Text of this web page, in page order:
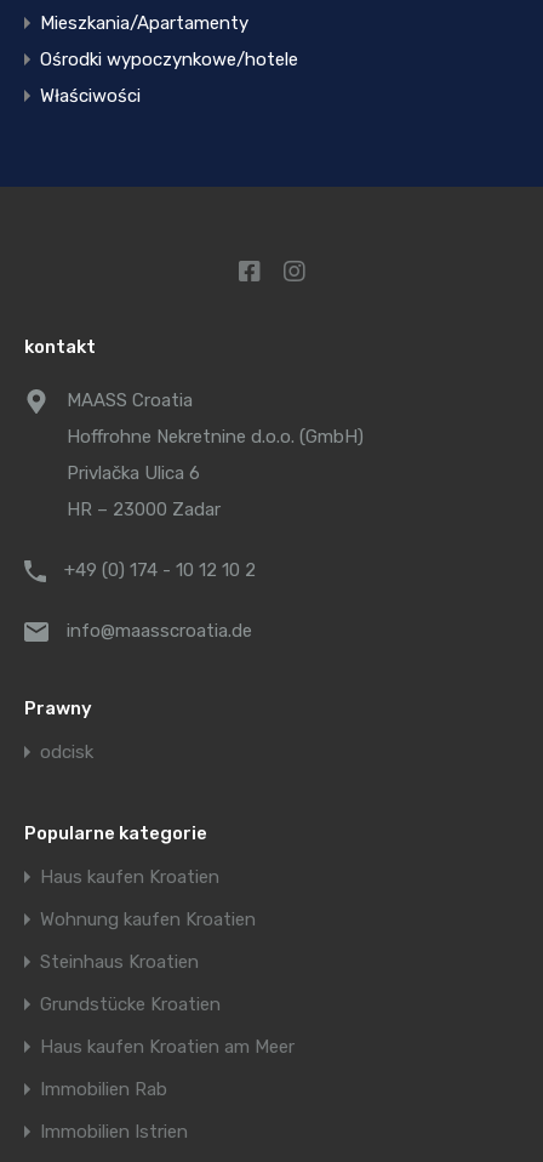
Mieszkania/Apartamenty
Ośrodki wypoczynkowe/hotele
Właściwości
kontakt
MAASS Croatia
Hoffrohne Nekretnine d.o.o. (GmbH)
Privlačka Ulica 6
HR – 23000 Zadar
+49 (0) 174 - 10 12 10 2
info@maasscroatia.de
Prawny
odcisk
Popularne kategorie
Haus kaufen Kroatien
Wohnung kaufen Kroatien
Steinhaus Kroatien
Grundstücke Kroatien
Haus kaufen Kroatien am Meer
Immobilien Rab
Immobilien Istrien